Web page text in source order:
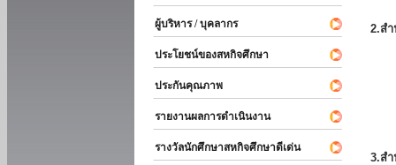
ผู้บริหาร / บุคลากร
ประโยชน์ของสหกิจศึกษา
ประกันคุณภาพ
รายงานผลการดำเนินงาน
รางวัลนักศึกษาสหกิจศึกษาดีเด่น
2.ส
3.ส